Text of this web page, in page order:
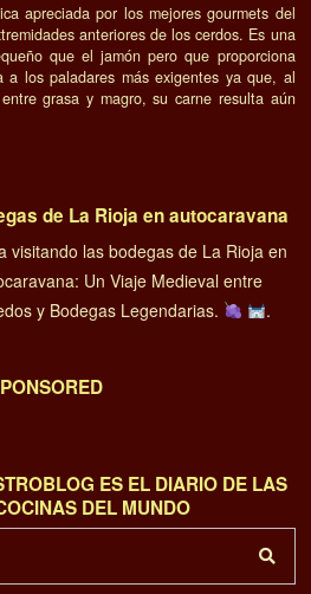
apreciada por los mejores gourmets del
anteriores de los cerdos. Es una
que el jamón pero que proporciona
a los paladares más exigentes ya que, al
grasa y magro, su carne resulta aún
de La Rioja en autocaravana
visitando las bodegas de La Rioja en
Un Viaje Medieval entre
y Bodegas Legendarias.
.
ES EL DIARIO DE LAS
DEL MUNDO